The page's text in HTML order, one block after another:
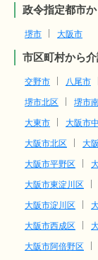
政令指定都市
堺市 大阪市
市区町村から
交野市 八尾市
堺市北区
堺市
大東市
大阪市
大阪市北区
大
大阪市平野区
大阪市東淀川区
大阪市淀川区
大阪市西成区
大阪市阿倍野区